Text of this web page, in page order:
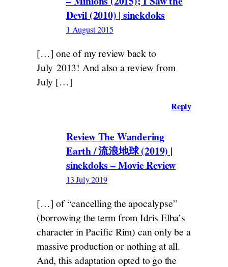
Devil (2010) | sinekdoks
1 August 2015
[…] one of my review back to
July 2013! And also a review from
July […]
Reply
Review The Wandering
Earth / 流浪地球 (2019) |
sinekdoks – Movie Review
13 July 2019
[…] of “cancelling the apocalypse”
(borrowing the term from Idris Elba’s
character in Pacific Rim) can only be a
massive production or nothing at all.
And, this adaptation opted to go the